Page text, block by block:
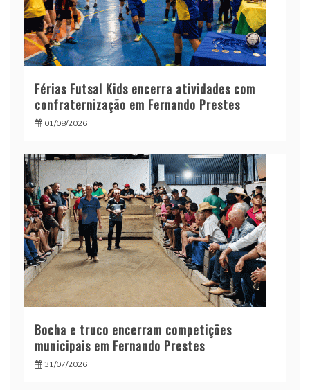
Férias Futsal Kids encerra atividades com
confraternização em Fernando Prestes
01/08/2026
Bocha e truco encerram competições
municipais em Fernando Prestes
31/07/2026